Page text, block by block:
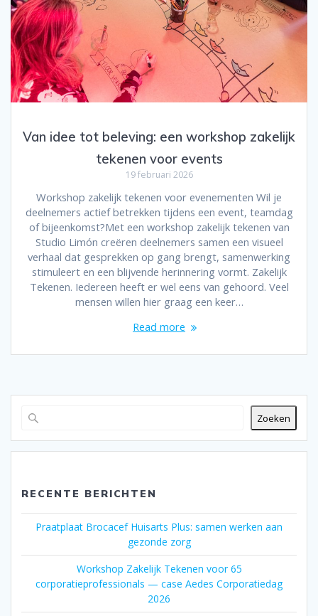
Van idee tot beleving: een workshop zakelijk
tekenen voor events
19 februari 2026
Workshop zakelijk tekenen voor evenementen Wil je
deelnemers actief betrekken tijdens een event, teamdag
of bijeenkomst?Met een workshop zakelijk tekenen van
Studio Limón creëren deelnemers samen een visueel
verhaal dat gesprekken op gang brengt, samenwerking
stimuleert en een blijvende herinnering vormt. Zakelijk
Tekenen. Iedereen heeft er wel eens van gehoord. Veel
mensen willen hier graag een keer…
Read more
Zoeken
RECENTE BERICHTEN
Praatplaat Brocacef Huisarts Plus: samen werken aan
gezonde zorg
Workshop Zakelijk Tekenen voor 65
corporatieprofessionals — case Aedes Corporatiedag
2026